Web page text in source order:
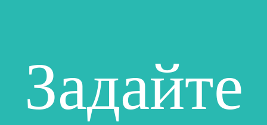
Задайте